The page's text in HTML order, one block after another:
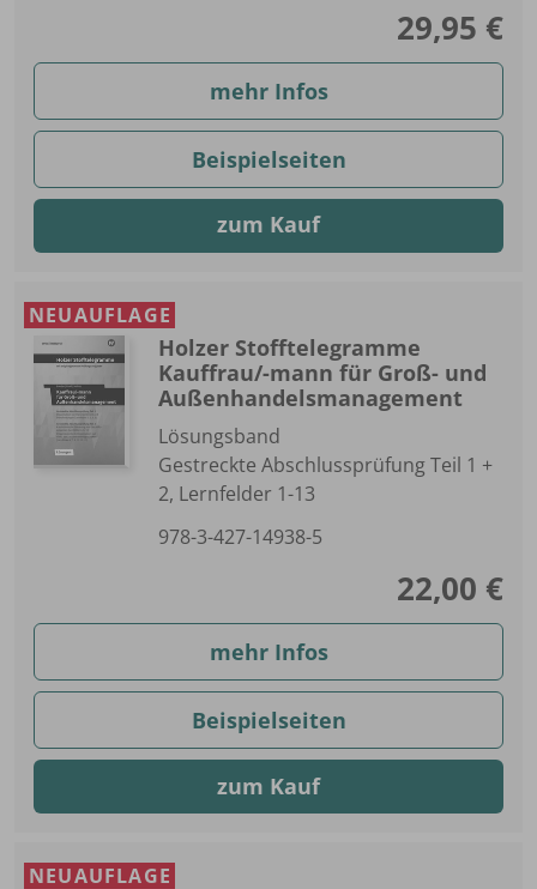
29,95 €
mehr Infos
Beispielseiten
zum Kauf
NEUAUFLAGE
Holzer Stofftelegramme
Kauffrau/-mann für Groß- und
Außenhandelsmanagement
Lösungsband
Gestreckte Abschlussprüfung Teil 1 +
2, Lernfelder 1-13
978-3-427-14938-5
22,00 €
mehr Infos
Beispielseiten
zum Kauf
NEUAUFLAGE